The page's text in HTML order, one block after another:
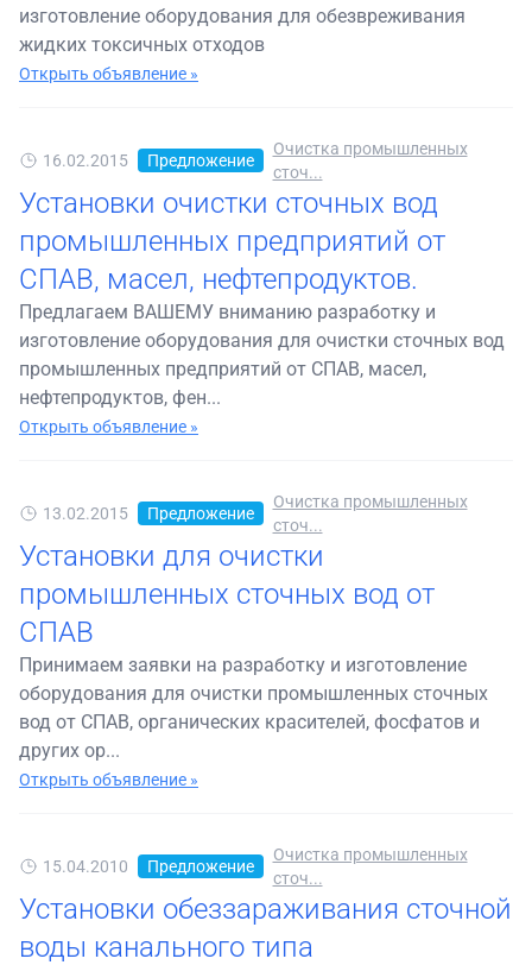
изготовление оборудования для обезвреживания
жидких токсичных отходов
Открыть объявление »
16.02.2015 Предложение
Очистка промышленных
сточ...
Установки очистки сточных вод
промышленных предприятий от
СПАВ, масел, нефтепродуктов.
Предлагаем ВАШЕМУ вниманию разработку и
изготовление оборудования для очистки сточных вод
промышленных предприятий от СПАВ, масел,
нефтепродуктов, фен...
Открыть объявление »
13.02.2015 Предложение
Очистка промышленных
сточ...
Установки для очистки
промышленных сточных вод от
СПАВ
Принимаем заявки на разработку и изготовление
оборудования для очистки промышленных сточных
вод от СПАВ, органических красителей, фосфатов и
других ор...
Открыть объявление »
15.04.2010 Предложение
Очистка промышленных
сточ...
Установки обеззараживания сточной
воды канального типа